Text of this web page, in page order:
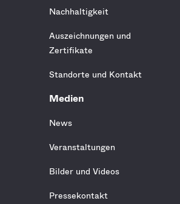
Nachhaltigkeit
Auszeichnungen und
Zertifikate
Standorte und Kontakt
Medien
News
Veranstaltungen
Bilder und Videos
Pressekontakt